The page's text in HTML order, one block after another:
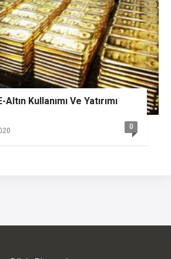
Kullanımı Ve Yatırımı
0